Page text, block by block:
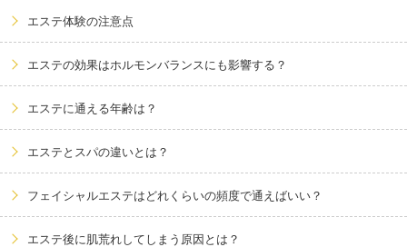
エステ体験の注意点
エステの効果はホルモンバランスにも影響する？
エステに通える年齢は？
エステとスパの違いとは？
フェイシャルエステはどれくらいの頻度で通えばいい？
エステ後に肌荒れしてしまう原因とは？